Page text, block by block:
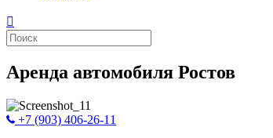
Аренда автомобиля Ростов
+7 (903) 406-26-11